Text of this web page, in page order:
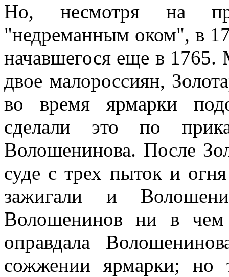
Но, несмотря на
"недреманным оком", в
начавшегося еще в
двое малороссиян,
во время ярмарки
сделали это по
Волошенинова. После
суде с трех пыток и
зажигали и
Волошенинов ни в чем
оправдала
сожжении ярмарки; но